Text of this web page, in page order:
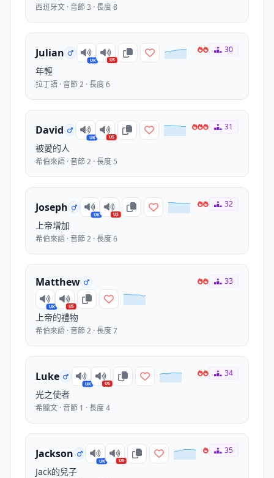
西班牙文 · 音節 3 · 長度 8
Julian
UK US
年輕
拉丁語 · 音節 2 · 長度 6
30
David
UK US
被愛的人
希伯來語 · 音節 2 · 長度 5
31
Joseph
UK US
上帝增加
希伯來語 · 音節 2 · 長度 6
32
Matthew
UK US
上帝的禮物
希伯來語 · 音節 2 · 長度 7
33
Luke
UK US
光之使者
希臘文 · 音節 1 · 長度 4
34
Jackson
UK US
Jack的兒子
35